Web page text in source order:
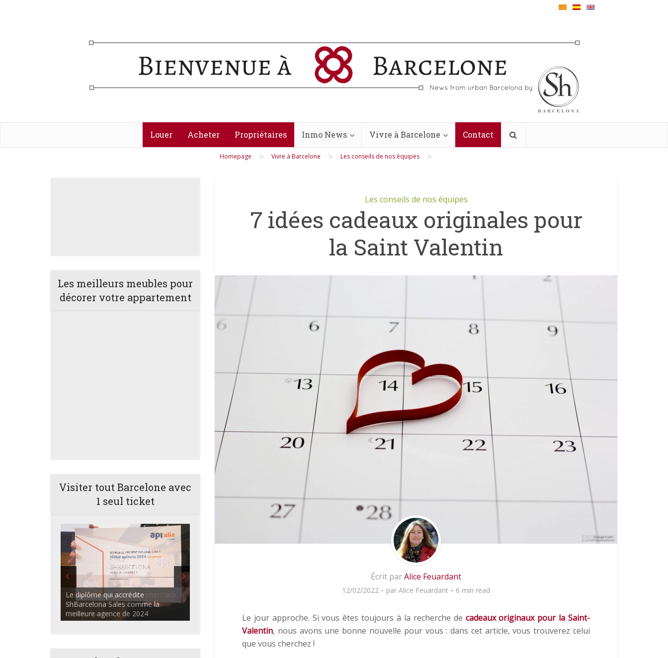
Louer Acheter Propriétaires Inmo News Vivre à Barcelone Contact
Homepage > Vivre à Barcelone > Les conseils de nos équipes >
Les meilleurs meubles pour
décorer votre appartement
Visiter tout Barcelone avec
1 seul ticket
ShBarcelona Agents commerciaux
discutant dans l'auditorium du
Centre Apialia
Les conseils de nos équipes
7 idées cadeaux originales pour
la Saint Valentin
Écrit parAlice Feuardant
12/02/2022 par Alice Feuardant 6 min read
Le jour approche. Si vous êtes toujours à la recherche de cadeaux originaux pour la Saint-
Valentin, nous avons une bonne nouvelle pour vous : dans cet article, vous trouverez celui
que vous cherchez !